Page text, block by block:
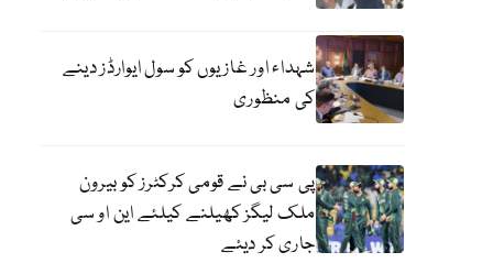
شہداء اور غازیوں کو سول ایوارڈز دینے
کی منظوری
پی سی بی نے قومی کرکٹرز کو بیرون
ملک لیگز کھیلنے کیلئے این او سی
جاری کر دیئے